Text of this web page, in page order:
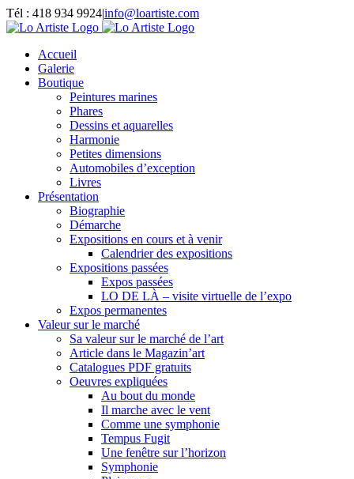
Passer
au
Tél : 418 934 9924|info@loartiste.com
Facebook
Instagram
Email
Pinterest
YouTube
Accueil
Galerie
Boutique
Peintures marines
Phares
Dessins et aquarelles
Harmonie
Petites dimensions
Automobiles d’exception
Livres
Présentation
Biographie
Démarche
Expositions en cours et à venir
Calendrier des expositions
Expositions passées
Expos passées
LO DE LÀ – visite virtuelle de l’expo
Expos permanentes
Valeur sur le marché
Sa valeur sur le marché de l’art
Article dans le Magazin’art
Catalogues PDF gratuits
Oeuvres expliquées
Au bout du monde
Il marche avec le vent
Comme une symphonie
Tempus Fugit
Une fenêtre sur l’horizon
Symphonie